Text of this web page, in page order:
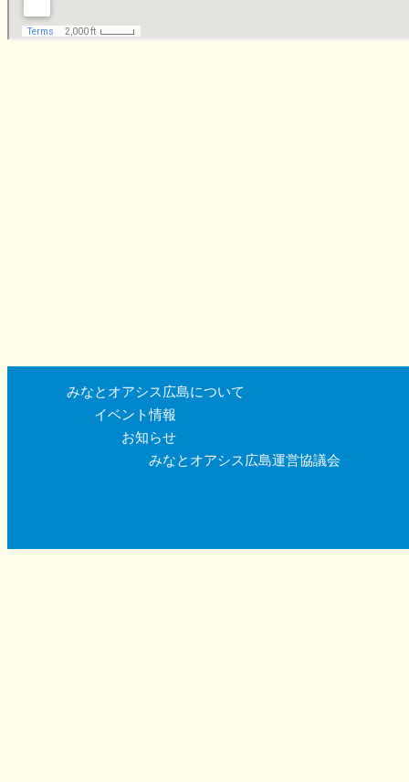
みなとオアシス広島について
イベント情報
お知らせ
みなとオアシス広島運営協議会